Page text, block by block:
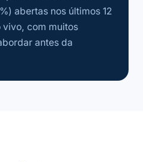
abertas nos últimos 12
vivo, com muitos
antes da